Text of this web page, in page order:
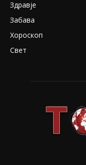
Здравје
Забава
Хороскоп
Свет